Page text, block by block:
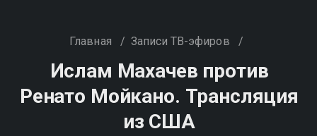
Главная / Записи ТВ-эфиров /
Ислам Махачев против
Ренато Мойкано. Трансляция
из США